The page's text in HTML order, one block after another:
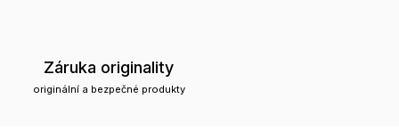
Záruka originality
originální a bezpečné produkty